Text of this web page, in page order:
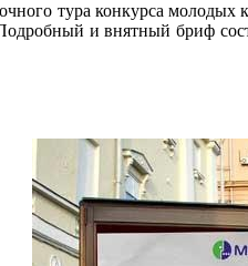
тура конкурса молодых
Подробный и внятный бриф